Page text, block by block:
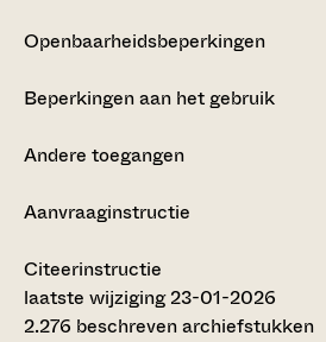
Openbaarheidsbeperkingen
Beperkingen aan het gebruik
Andere toegangen
Aanvraaginstructie
Citeerinstructie
laatste wijziging 23-01-2026
2.276 beschreven archiefstukken